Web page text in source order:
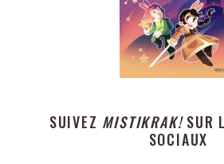
SUIVEZ MISTIKRAK!SUR
SOCIAUX